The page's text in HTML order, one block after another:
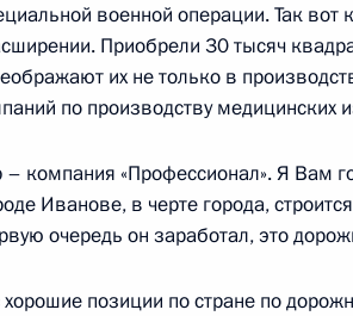
назначен временно
губернатора Ивановской области
11:15
об упразднении некоторых
15:40
военной операции. Так
Приобрели 30 тысяч
их не только в
по производству медицинских
– компания «Профессионал». Я Вам
Иванове, в черте города,
очередь он заработал, это
хорошие позиции по стране по